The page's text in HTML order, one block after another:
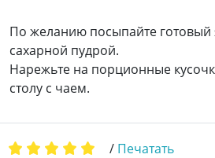
По желанию посыпайте готовый
сахарной пудрой.
Нарежьте на порционные
столу с чаем.
/ Печатать